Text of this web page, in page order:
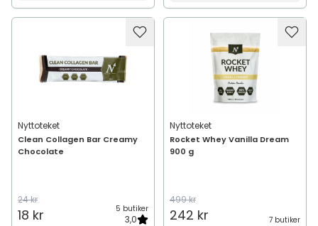
Nyttoteket
Clean Collagen Bar Creamy
Chocolate
24 kr
18 kr 5 butiker
3,0
Nyttoteket
Rocket Whey Vanilla Dream
900 g
499 kr
242 kr 7 butiker